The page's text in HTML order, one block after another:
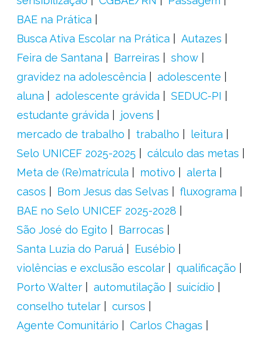
BAE na Prática
Busca Ativa Escolar na Prática
Autazes
Feira de Santana
Barreiras
show
gravidez na adolescência
adolescente
aluna
adolescente grávida
SEDUC-PI
estudante grávida
jovens
mercado de trabalho
trabalho
leitura
Selo UNICEF 2025-2025
cálculo das metas
Meta de (Re)matrícula
motivo
alerta
casos
Bom Jesus das Selvas
fluxograma
BAE no Selo UNICEF 2025-2028
São José do Egito
Barrocas
Santa Luzia do Paruá
Eusébio
violências e exclusão escolar
qualificação
Porto Walter
automutilação
suicídio
conselho tutelar
cursos
Agente Comunitário
Carlos Chagas